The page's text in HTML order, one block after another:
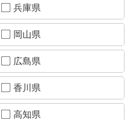
兵庫県
岡山県
広島県
香川県
高知県